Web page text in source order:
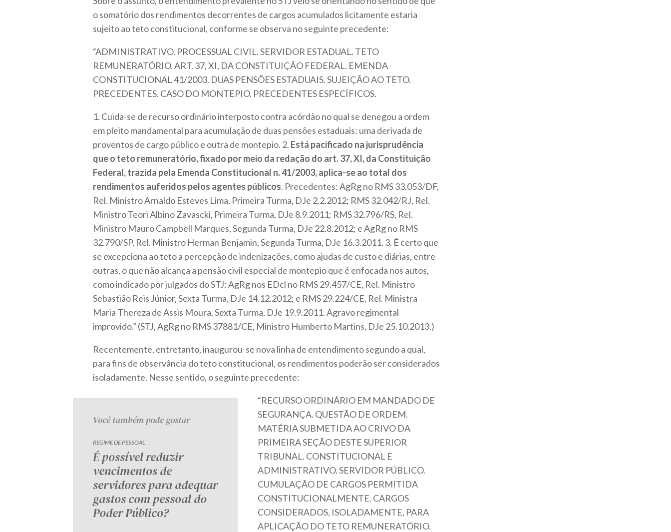
o somatório dos rendimentos decorrentes de cargos acumulados licitamente estaria
sujeito ao teto constitucional, conforme se observa no seguinte precedente:
“ADMINISTRATIVO. PROCESSUAL CIVIL. SERVIDOR ESTADUAL. TETO
REMUNERATÓRIO. ART. 37, XI, DA CONSTITUIÇÃO FEDERAL. EMENDA
CONSTITUCIONAL 41/2003. DUAS PENSÕES ESTADUAIS. SUJEIÇÃO AO TETO.
PRECEDENTES. CASO DO MONTEPIO. PRECEDENTES ESPECÍFICOS.
1. Cuida-se de recurso ordinário interposto contra acórdão no qual se denegou a ordem
em pleito mandamental para acumulação de duas pensões estaduais: uma derivada de
proventos de cargo público e outra de montepio. 2. Está pacificado na jurisprudência
que o teto remuneratório, fixado por meio da redação do art. 37, XI, da Constituição
Federal, trazida pela Emenda Constitucional n. 41/2003, aplica-se ao total dos
rendimentos auferidos pelos agentes públicos. Precedentes: AgRg no RMS 33.053/DF,
Rel. Ministro Arnaldo Esteves Lima, Primeira Turma, DJe 2.2.2012; RMS 32.042/RJ, Rel.
Ministro Teori Albino Zavascki, Primeira Turma, DJe 8.9.2011; RMS 32.796/RS, Rel.
Ministro Mauro Campbell Marques, Segunda Turma, DJe 22.8.2012; e AgRg no RMS
32.790/SP, Rel. Ministro Herman Benjamin, Segunda Turma, DJe 16.3.2011. 3. É certo que
se excepciona ao teto a percepção de indenizações, como ajudas de custo e diárias, entre
outras, o que não alcança a pensão civil especial de montepio que é enfocada nos autos,
como indicado por julgados do STJ: AgRg nos EDcl no RMS 29.457/CE, Rel. Ministro
Sebastião Reis Júnior, Sexta Turma, DJe 14.12.2012; e RMS 29.224/CE, Rel. Ministra
Maria Thereza de Assis Moura, Sexta Turma, DJe 19.9.2011. Agravo regimental
improvido.” (STJ, AgRg no RMS 37881/CE, Ministro Humberto Martins, DJe 25.10.2013.)
Recentemente, entretanto, inaugurou-se nova linha de entendimento segundo a qual,
para fins de observância do teto constitucional, os rendimentos poderão ser considerados
isoladamente. Nesse sentido, o seguinte precedente:
Você também pode gostar
REGIME DE PESSOAL
É possível reduzir
vencimentos de
servidores para adequar
gastos com pessoal do
Poder Público?
“RECURSO ORDINÁRIO EM MANDADO DE
SEGURANÇA. QUESTÃO DE ORDEM.
MATÉRIA SUBMETIDA AO CRIVO DA
PRIMEIRA SEÇÃO DESTE SUPERIOR
TRIBUNAL. CONSTITUCIONAL E
ADMINISTRATIVO. SERVIDOR PÚBLICO.
CUMULAÇÃO DE CARGOS PERMITIDA
CONSTITUCIONALMENTE. CARGOS
CONSIDERADOS, ISOLADAMENTE, PARA
APLICAÇÃO DO TETO REMUNERATÓRIO.